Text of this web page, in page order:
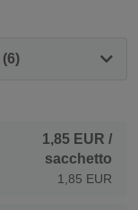
1,85 EUR /
sacchetto
1,85 EUR